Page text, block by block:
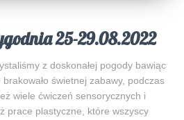
25-29.08.2022
z doskonałej pogody bawiąc
brakowało świetnej zabawy, podczas
wiele ćwiczeń sensorycznych i
prace plastyczne, które wszyscy